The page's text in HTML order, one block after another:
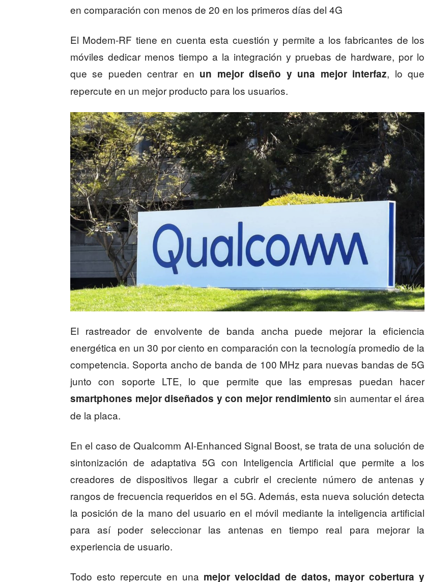
en comparación con menos de 20 en los primeros días del 4G
El Modem-RF tiene en cuenta esta cuestión y permite a los fabricantes de los
móviles dedicar menos tiempo a la integración y pruebas de hardware, por lo
que se pueden centrar en un mejor diseño y una mejor interfaz, lo que
repercute en un mejor producto para los usuarios.
El rastreador de envolvente de banda ancha puede mejorar la eficiencia
energética en un 30 por ciento en comparación con la tecnología promedio de la
competencia. Soporta ancho de banda de 100 MHz para nuevas bandas de 5G
junto con soporte LTE, lo que permite que las empresas puedan hacer
smartphones mejor diseñados y con mejor rendimientosin aumentar el área
de la placa.
En el caso de Qualcomm AI-Enhanced Signal Boost, se trata de una solución de
sintonización de adaptativa 5G con Inteligencia Artificial que permite a los
creadores de dispositivos llegar a cubrir el creciente número de antenas y
rangos de frecuencia requeridos en el 5G. Además, esta nueva solución detecta
la posición de la mano del usuario en el móvil mediante la inteligencia artificial
para así poder seleccionar las antenas en tiempo real para mejorar la
experiencia de usuario.
Todo esto repercute en una mejor velocidad de datos, mayor cobertura y